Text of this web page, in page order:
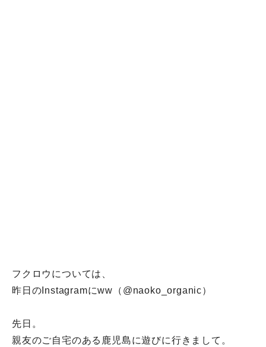
フクロウについては、
昨日のInstagramにww（@naoko_organic）
先日。
親友のご自宅のある鹿児島に遊びに行きまして。